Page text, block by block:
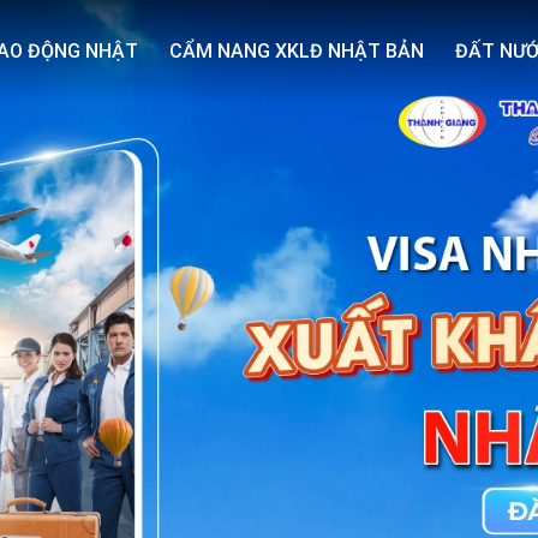
ĐỘNG NHẬT CẨM NANG XKLĐ NHẬT BẢN ĐẤT